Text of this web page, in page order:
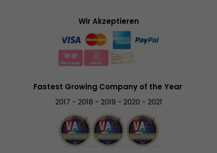
Wir Akzeptieren
Fastest Growing Company of the Year
2017 - 2018 - 2019 - 2020 - 2021